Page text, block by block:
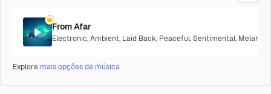
From Afar
Electronic,Ambient, Laid Back, Peaceful,Sentimental,
Explore mais opções de música